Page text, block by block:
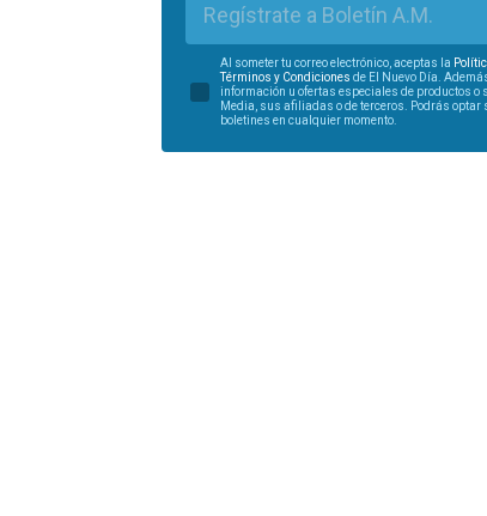
Regístrate a Boletín A.M.
Al someter tu correo electrónico, aceptas la
Términos y Condiciones de El Nuevo Día.
información u ofertas especiales de productos o
Media, sus afiliadas o de terceros. Podrás optar
boletines en cualquier momento.